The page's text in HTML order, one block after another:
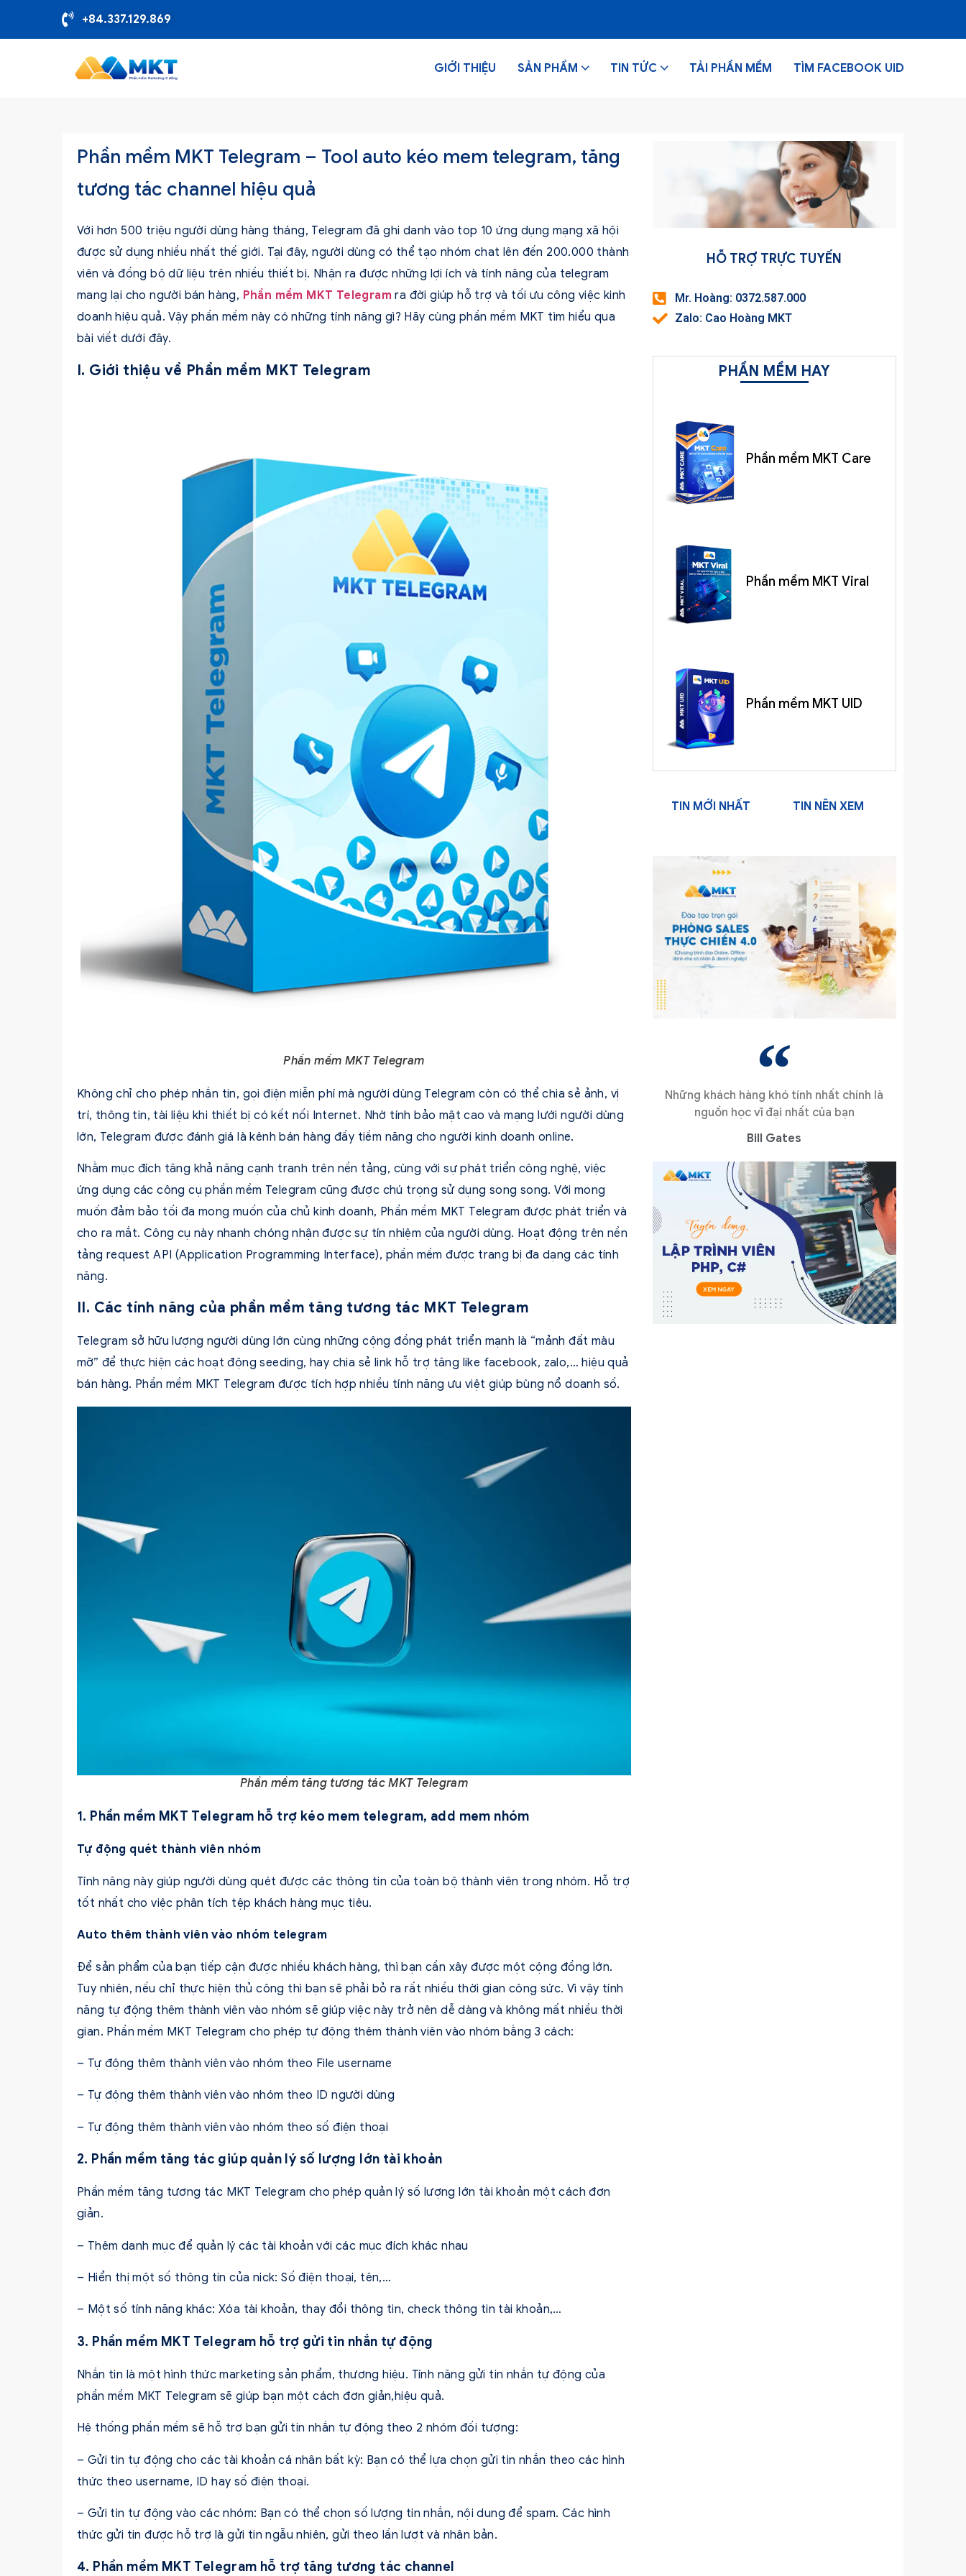
+84.337.129.869
GIỚI THIỆU SẢN PHẨM TIN TỨC TẢI PHẦN MỀM TÌM FACEBOOK UID
Phần mềm MKT Telegram – Tool auto kéo mem telegram, tăng
tương tác channel hiệu quả
Với hơn 500 triệu người dùng hàng tháng, Telegram đã ghi danh vào top 10 ứng dụng mạng xã hội
được sử dụng nhiều nhất thế giới. Tại đây, người dùng có thể tạo nhóm chat lên đến 200.000 thành
viên và đồng bộ dữ liệu trên nhiều thiết bị. Nhận ra được những lợi ích và tính năng của telegram
mang lại cho người bán hàng, Phần mềm MKT Telegram ra đời giúp hỗ trợ và tối ưu công việc kinh
doanh hiệu quả. Vậy phần mềm này có những tính năng gì? Hãy cùng phần mềm MKT tìm hiểu qua
bài viết dưới đây.
I. Giới thiệu về Phần mềm MKT Telegram
Phần mềm MKT Telegram
Không chỉ cho phép nhắn tin, gọi điện miễn phí mà người dùng Telegram còn có thể chia sẻ ảnh, vị
trí, thông tin, tài liệu khi thiết bị có kết nối Internet. Nhờ tính bảo mật cao và mạng lưới người dùng
lớn, Telegram được đánh giá là kênh bán hàng đầy tiềm năng cho người kinh doanh online.
Nhằm mục đích tăng khả năng cạnh tranh trên nền tảng, cùng với sự phát triển công nghệ, việc
ứng dụng các công cụ phần mềm Telegram cũng được chú trọng sử dụng song song. Với mong
muốn đảm bảo tối đa mong muốn của chủ kinh doanh, Phần mềm MKT Telegram được phát triển và
cho ra mắt. Công cụ này nhanh chóng nhận được sự tín nhiệm của người dùng. Hoạt động trên nền
tảng request API (Application Programming Interface), phần mềm được trang bị đa dạng các tính
năng.
II. Các tính năng của phần mềm tăng tương tác MKT Telegram
Telegram sở hữu lượng người dùng lớn cùng những cộng đồng phát triển mạnh là “mảnh đất màu
mỡ” để thực hiện các hoạt động seeding, hay chia sẻ link hỗ trợ tăng like facebook, zalo,… hiệu quả
bán hàng. Phần mềm MKT Telegram được tích hợp nhiều tính năng ưu việt giúp bùng nổ doanh số.
Phần mềm tăng tương tác MKT Telegram
1. Phần mềm MKT Telegram hỗ trợ kéo mem telegram, add mem nhóm
Tự động quét thành viên nhóm
Tính năng này giúp người dùng quét được các thông tin của toàn bộ thành viên trong nhóm. Hỗ trợ
tốt nhất cho việc phân tích tệp khách hàng mục tiêu.
Auto thêm thành viên vào nhóm telegram
Để sản phẩm của bạn tiếp cận được nhiều khách hàng, thì bạn cần xây được một cộng đồng lớn.
Tuy nhiên, nếu chỉ thực hiện thủ công thì bạn sẽ phải bỏ ra rất nhiều thời gian công sức. Vì vậy tính
năng tự động thêm thành viên vào nhóm sẽ giúp việc này trở nên dễ dàng và không mất nhiều thời
gian. Phần mềm MKT Telegram cho phép tự động thêm thành viên vào nhóm bằng 3 cách:
– Tự động thêm thành viên vào nhóm theo File username
– Tự động thêm thành viên vào nhóm theo ID người dùng
– Tự động thêm thành viên vào nhóm theo số điện thoại
2. Phần mềm tăng tác giúp quản lý số lượng lớn tài khoản
Phần mềm tăng tương tác MKT Telegram cho phép quản lý số lượng lớn tài khoản một cách đơn
giản.
– Thêm danh mục để quản lý các tài khoản với các mục đích khác nhau
– Hiển thị một số thông tin của nick: Số điện thoại, tên,…
– Một số tính năng khác: Xóa tài khoản, thay đổi thông tin, check thông tin tài khoản,…
3. Phần mềm MKT Telegram hỗ trợ gửi tin nhắn tự động
Nhắn tin là một hình thức marketing sản phẩm, thương hiệu. Tính năng gửi tin nhắn tự động của
phần mềm MKT Telegram sẽ giúp bạn một cách đơn giản,hiệu quả.
Hệ thống phần mềm sẽ hỗ trợ bạn gửi tin nhắn tự động theo 2 nhóm đối tượng:
– Gửi tin tự động cho các tài khoản cá nhân bất kỳ: Bạn có thể lựa chọn gửi tin nhắn theo các hình
thức theo username, ID hay số điện thoại.
– Gửi tin tự động vào các nhóm: Bạn có thể chọn số lượng tin nhắn, nội dung để spam. Các hình
thức gửi tin được hỗ trợ là gửi tin ngẫu nhiên, gửi theo lần lượt và nhân bản.
4. Phần mềm MKT Telegram hỗ trợ tăng tương tác channel
HỖ TRỢ TRỰC TUYẾN
Mr. Hoàng: 0372.587.000
Zalo: Cao Hoàng MKT
PHẦN MỀM HAY
Phần mềm MKT Care
Phần mềm MKT Viral
Phần mềm MKT UID
TIN MỚI NHẤT TIN NÊN XEM
Những khách hàng khó tính nhất chính là
nguồn học vĩ đại nhất của bạn
Bill Gates